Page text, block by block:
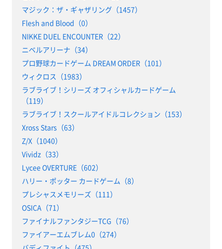
マジック：ザ・ギャザリング（1457）
Flesh and Blood（0）
NIKKE DUEL ENCOUNTER（22）
ニベルアリーナ（34）
プロ野球カードゲーム DREAM ORDER（101）
ウィクロス（1983）
ラブライブ！シリーズ オフィシャルカードゲーム
（119）
ラブライブ！スクールアイドルコレクション（153）
Xross Stars（63）
Z/X（1040）
Vividz（33）
Lycee OVERTURE（602）
ハリー・ポッター カードゲーム（8）
プレシャスメモリーズ（111）
OSICA（71）
ファイナルファンタジーTCG（76）
ファイアーエムブレム0（274）